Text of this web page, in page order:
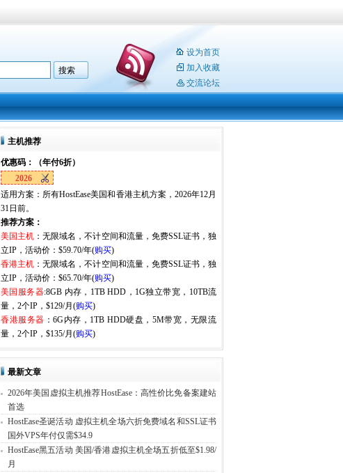
设为首页
加入收藏
交流论坛
主机推荐
优惠码：（年付6折）
2026
适用方案：所有HostEase美国和香港主机方案，2026年12月
31日前。
推荐方案：
美国主机 ：无限域名，不计空间和流量，免费SSL证书，独
立IP，活动价：$59.70/年(购买)
香港主机 ：无限域名，不计空间和流量，免费SSL证书，独
立IP，活动价：$65.70/年(购买)
美国服务器:8GB 内存，1TB HDD，1G独立带宽，10TB流
量，2个IP，$129/月(购买)
香港服务器 ：6G内存，1TB HDD硬盘，5M带宽，无限流
量，2个IP，$135/月(购买)
最新文章
2026年美国虚拟主机推荐HostEase：高性价比免备案建站
首选
HostEase圣诞活动 虚拟主机全场六折免费域名和SSL证书
国外VPS年付仅需$34.9
HostEase黑五活动 美国/香港虚拟主机全场五折低至$1.98/
月